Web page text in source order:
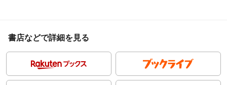
書店などで詳細を見る